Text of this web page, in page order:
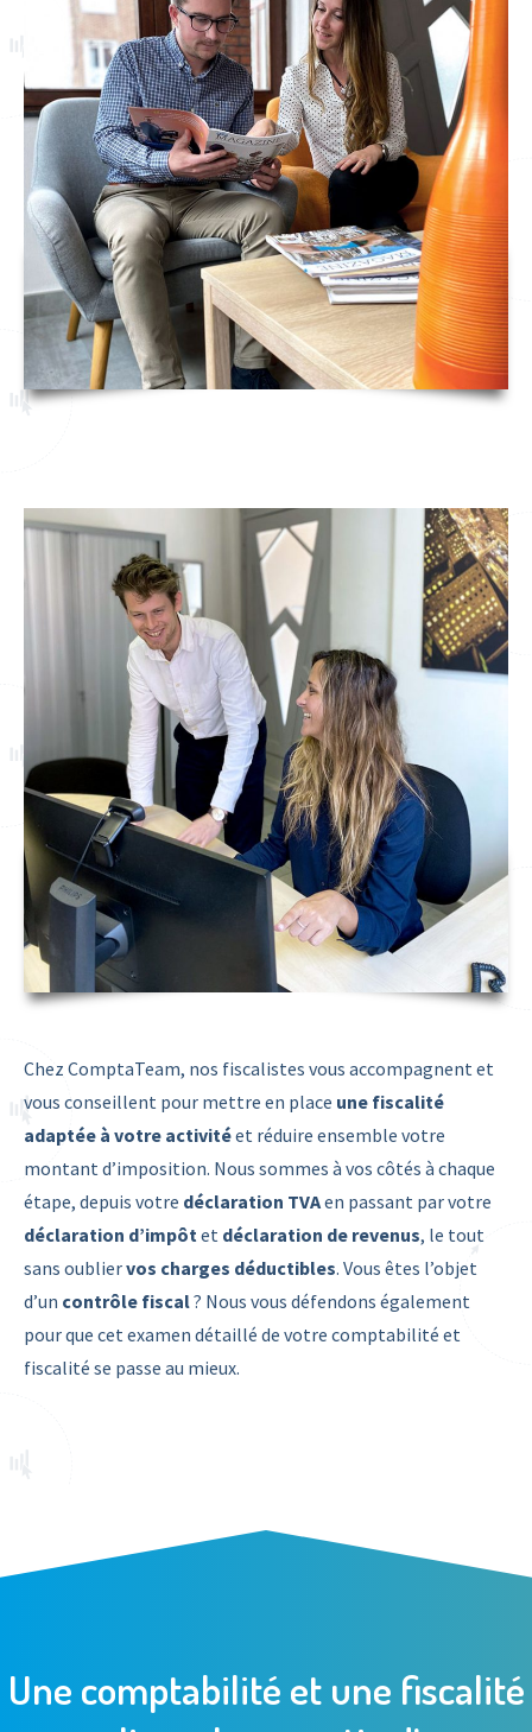
Chez ComptaTeam, nos fiscalistes vous accompagnent et
vous conseillent pour mettre en place une fiscalité
adaptée à votre activitéet réduire ensemble votre
montant d’imposition. Nous sommes à vos côtés à chaque
étape, depuis votre déclaration TVAen passant par votre
déclaration d’impôtet déclaration de revenus, le tout
sans oubliervos charges déductibles. Vous êtes l’objet
d’un contrôle fiscal? Nous vous défendons également
pour que cet examen détaillé de votre comptabilité et
fiscalité se passe au mieux.
Une comptabilité et une fiscalité